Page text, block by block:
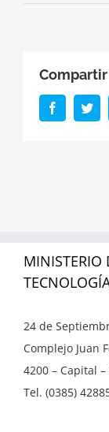
Facebook
MINISTERIO
24 de
Complejo Juan
4200 – Capital
Tel. (0385)